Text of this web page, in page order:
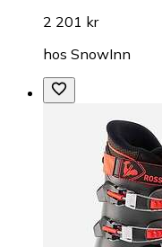
2 201 kr
hos SnowInn